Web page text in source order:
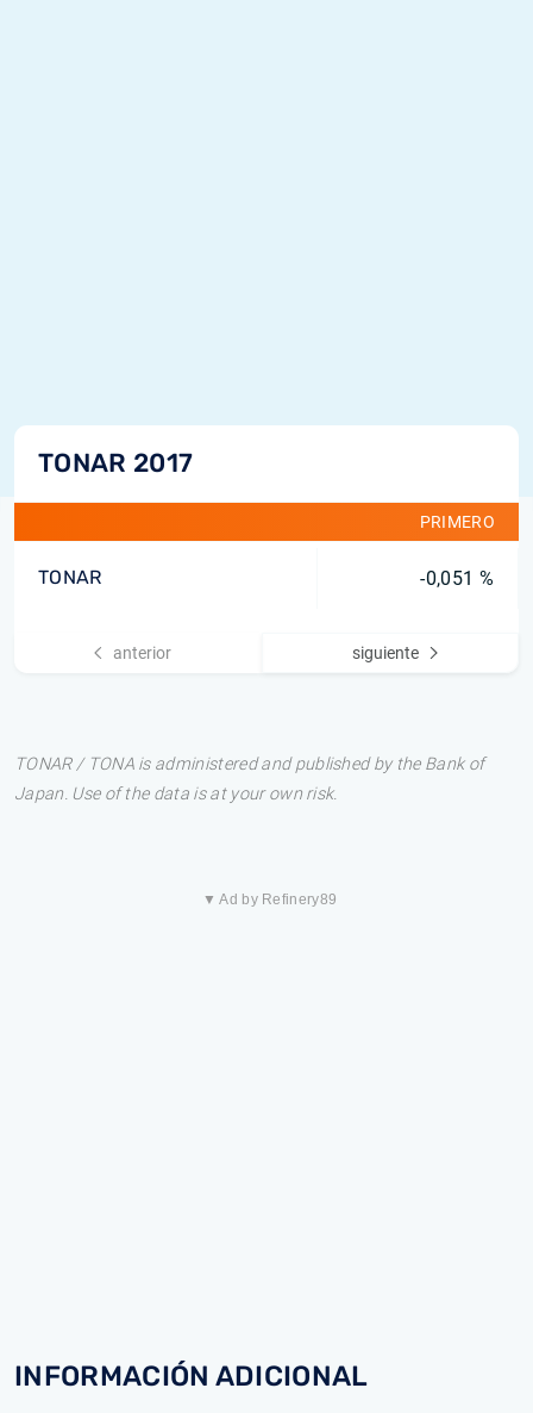
TONAR 2017
PRIMERO
TONAR -0,051 %
anterior siguiente
TONAR / TONA is administered and published by the Bank of
Japan. Use of the data is at your own risk.
▼ Ad by Refinery89
INFORMACIÓN ADICIONAL